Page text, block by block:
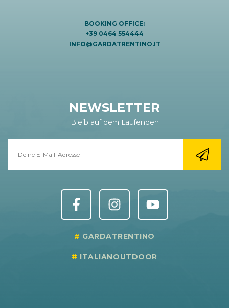
BOOKING OFFICE:
+39 0464 554444
INFO@GARDATRENTINO.IT
NEWSLETTER
Bleib auf dem Laufenden
GARDATRENTINO
ITALIANOUTDOOR